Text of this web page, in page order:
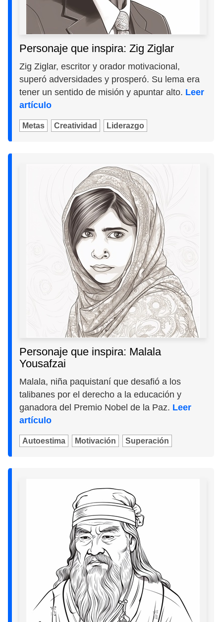
Personaje que inspira: Zig Ziglar
Zig Ziglar, escritor y orador motivacional,
superó adversidades y prosperó. Su lema era
tener un sentido de misión y apuntar alto. Leer
artículo
Metas Creatividad Liderazgo
Personaje que inspira: Malala
Yousafzai
Malala, niña paquistaní que desafió a los
talibanes por el derecho a la educación y
ganadora del Premio Nobel de la Paz. Leer
artículo
Autoestima Motivación Superación